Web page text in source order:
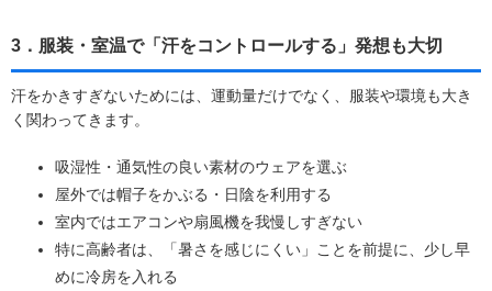
3．服装・室温で「汗をコントロールする」発想も大切
汗をかきすぎないためには、運動量だけでなく、服装や環境も大き
く関わってきます。
吸湿性・通気性の良い素材のウェアを選ぶ
屋外では帽子をかぶる・日陰を利用する
室内ではエアコンや扇風機を我慢しすぎない
特に高齢者は、「暑さを感じにくい」ことを前提に、少し早
めに冷房を入れる